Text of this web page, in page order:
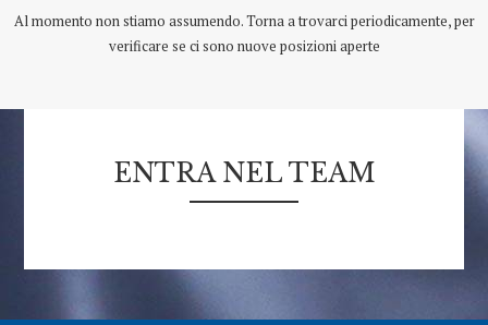
Al momento non stiamo assumendo. Torna a trovarci periodicamente, per
verificare se ci sono nuove posizioni aperte
ENTRA NEL TEAM